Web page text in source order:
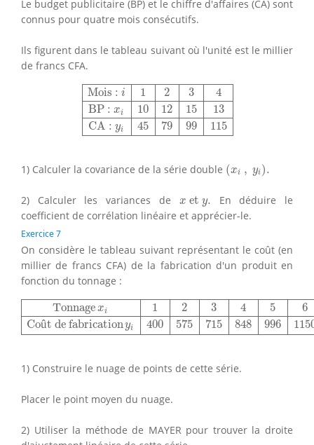
Le budget publicitaire (BP) et le chiffre d'affaires (CA) sont
connus pour quatre mois consécutifs.
Ils figurent dans le tableau suivant où l'unité est le millier
de francs CFA.
Mois : i 1 2 3
4
BP : xi 10 12 15
13
CA : yi 45 79 99 115
Mois :i1234BP :xi10121513
1) Calculer la covariance de la série double (xi , yi).
(x
2) Calculer les variances de x et y.
xety
En déduire le
coefficient de corrélation linéaire et apprécier-le.
Exercice 7
On considère le tableau suivant représentant le coût (en
millier de francs CFA) de la fabrication d'un produit en
fonction du tonnage :
Tonnage xi 1 2 3 4 5
6
Coût de fabricationyi 400 575 715 848 996
Tonnagexi12345678Coût de fabricationyi400575715
1) Construire le nuage de points de cette série.
Placer le point moyen du nuage.
2) Utiliser la méthode de MAYER pour trouver la droite